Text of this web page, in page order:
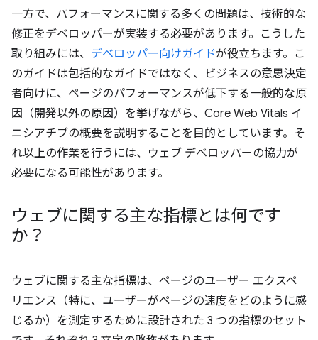
一方で、パフォーマンスに関する多くの問題は、技術的な
修正をデベロッパーが実装する必要があります。こうした
取り組みには、 デベロッパー向けガイドが役立ちます。こ
のガイドは包括的なガイドではなく、ビジネスの意思決定
者向けに、ページのパフォーマンスが低下する一般的な原
因（開発以外の原因）を挙げながら、Core Web Vitals イ
ニシアチブの概要を説明することを目的としています。そ
れ以上の作業を行うには、ウェブ デベロッパーの協力が
必要になる可能性があります。
ウェブに関する主な指標とは何です
か？
ウェブに関する主な指標は、ページのユーザー エクスペ
リエンス（特に、ユーザーがページの速度をどのように感
じるか）を測定するために設計された 3 つの指標のセット